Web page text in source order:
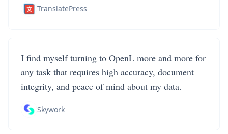
TranslatePress
I find myself turning to OpenL more and more for
any task that requires high accuracy, document
integrity, and peace of mind about my data.
Skywork